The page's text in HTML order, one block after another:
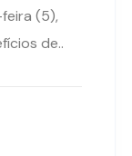
(5),
de..